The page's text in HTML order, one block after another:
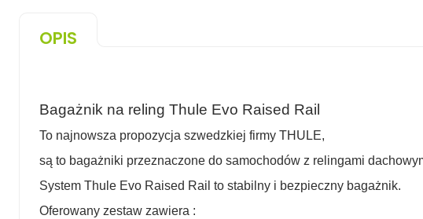
OPIS
Bagażnik na reling Thule Evo Raised Rail
To najnowsza propozycja szwedzkiej firmy THULE,
są to bagażniki przeznaczone do samochodów z relingami
System Thule Evo Raised Rail to stabilny i bezpieczny bagażnik.
Oferowany zestaw zawiera :